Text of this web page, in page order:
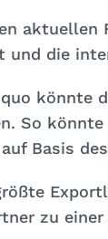
aktuellen
und die
könnte
So
Basis
zu